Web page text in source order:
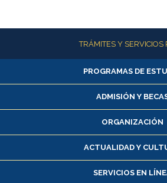
Más informaciónTRÁMITES Y SERVICIOS
Alumnas/os y
Matrícula en línea
Inscripción y cambio de
Consulta y certificado de
Servicio médico y
Pago de arancel y crédito
PROGRAMAS DE
ADMISIÓN Y
ORGANIZACIÓN
ACTUALIDAD Y
SERVICIOS EN